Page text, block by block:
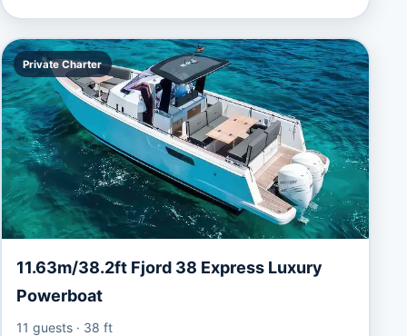
Private Charter
11.63m/38.2ft Fjord 38 Express Luxury
Powerboat
11 guests· 38 ft